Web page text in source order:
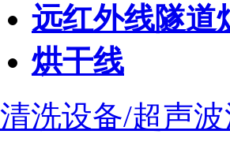
远红外线隧道
烘干线
清洗设备/超声